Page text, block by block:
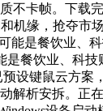
不卡帧。下载
机缘，抢夺市
能是餐饮业、
餐饮业、科技
设键鼠云方案
解析安拆。正